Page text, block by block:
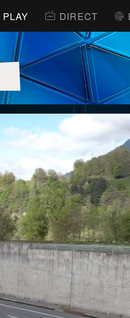
PLAY DIRECT